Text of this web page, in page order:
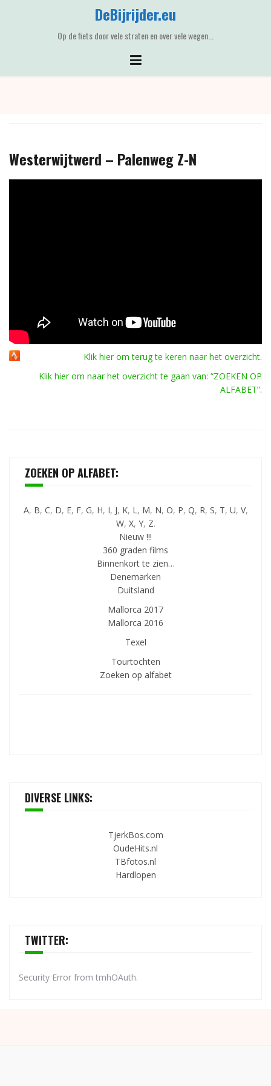
DeBijrijder.eu
Op de fiets door vele straten en over vele wegen...
Westerwijtwerd – Palenweg Z-N
Klik hier om terug te keren naar het overzicht.
Klik hier om naar het overzicht te gaan van: “ZOEKEN OP
ALFABET”.
ZOEKEN OP ALFABET:
A, B, C, D, E, F, G, H, I, J, K, L, M, N, O, P, Q, R, S, T, U, V,
W, X, Y, Z.
Nieuw !!!
360 graden films
Binnenkort te zien…
Denemarken
Duitsland
Mallorca 2017
Mallorca 2016
Texel
Tourtochten
Zoeken op alfabet
DIVERSE LINKS:
TjerkBos.com
OudeHits.nl
TBfotos.nl
Hardlopen
TWITTER:
Security Error from tmhOAuth.